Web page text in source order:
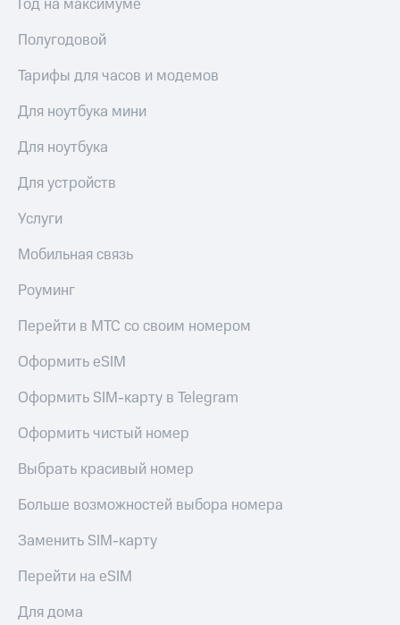
Год на максимуме
Полугодовой
Тарифы для часов и модемов
Для ноутбука мини
Для ноутбука
Для устройств
Услуги
Мобильная связь
Роуминг
Перейти в МТС со своим номером
Оформить eSIM
Оформить SIM-карту в Telegram
Оформить чистый номер
Выбрать красивый номер
Больше возможностей выбора номера
Заменить SIM-карту
Перейти на eSIM
Для дома